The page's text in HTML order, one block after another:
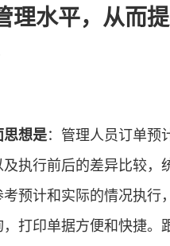
理水平，从而
思想是：管理人员订单预
及执行前后的差异比较，
考预计和实际的情况执行
，打印单据方便和快捷。